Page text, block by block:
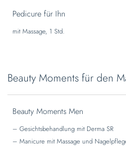
Pedicure für Ihn
mit Massage, 1 Std.
Beauty Moments für den
Beauty Moments Men
– Gesichtsbehandlung mit Derma SR
– Manicure mit Massage und